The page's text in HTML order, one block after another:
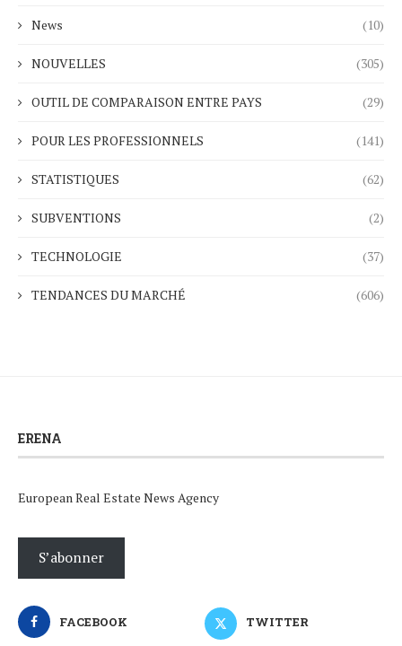
News (10)
NOUVELLES (305)
OUTIL DE COMPARAISON ENTRE PAYS (29)
POUR LES PROFESSIONNELS (141)
STATISTIQUES (62)
SUBVENTIONS (2)
TECHNOLOGIE (37)
TENDANCES DU MARCHÉ (606)
ERENA
European Real Estate News Agency
S’abonner
FACEBOOK TWITTER